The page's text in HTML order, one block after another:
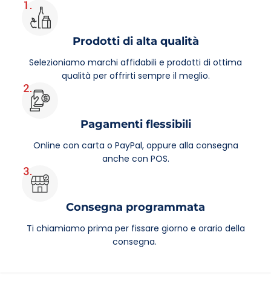
Prodotti di alta qualità
Selezioniamo marchi affidabili e prodotti di ottima
qualità per offrirti sempre il meglio.
Pagamenti flessibili
Online con carta o PayPal, oppure alla consegna
anche con POS.
Consegna programmata
Ti chiamiamo prima per fissare giorno e orario della
consegna.